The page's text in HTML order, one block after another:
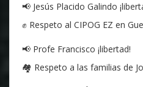
📢 Jesús Placido Galindo
✊ Respeto al CIPOG EZ en
📢 Profe Francisco ¡libertad!
🏘️ Respeto a las familias de